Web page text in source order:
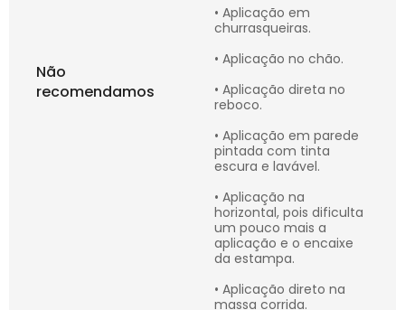
Não
recomendamos
• Aplicação em
churrasqueiras.
• Aplicação no chão.
• Aplicação direta no
reboco.
• Aplicação em parede
pintada com tinta
escura e lavável.
• Aplicação na
horizontal, pois dificulta
um pouco mais a
aplicação e o encaixe
da estampa.
• Aplicação direto na
massa corrida.